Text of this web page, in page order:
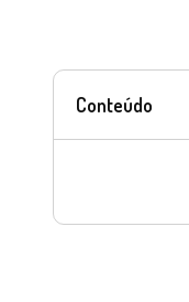
Conteúdo